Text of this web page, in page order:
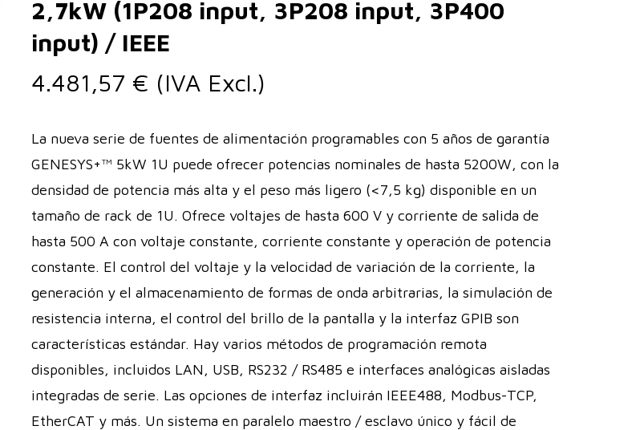
2,7kW (1P208 input, 3P208 input, 3P400
input) / IEEE
4.481,57 € (IVA Excl.)
La nueva serie de fuentes de alimentación programables con 5 años de garantía
GENESYS+™ 5kW 1U puede ofrecer potencias nominales de hasta 5200W, con la
densidad de potencia más alta y el peso más ligero (<7,5 kg) disponible en un
tamaño de rack de 1U. Ofrece voltajes de hasta 600 V y corriente de salida de
hasta 500 A con voltaje constante, corriente constante y operación de potencia
constante. El control del voltaje y la velocidad de variación de la corriente, la
generación y el almacenamiento de formas de onda arbitrarias, la simulación de
resistencia interna, el control del brillo de la pantalla y la interfaz GPIB son
características estándar. Hay varios métodos de programación remota
disponibles, incluidos LAN, USB, RS232 / RS485 e interfaces analógicas aisladas
integradas de serie. Las opciones de interfaz incluirán IEEE488, Modbus-TCP,
EtherCAT y más. Un sistema en paralelo maestro / esclavo único y fácil de